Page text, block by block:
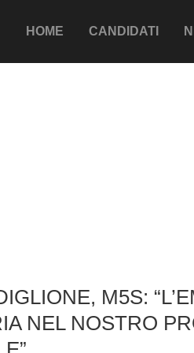
HOME CANDIDATI
M5S:
NEL NOSTRO